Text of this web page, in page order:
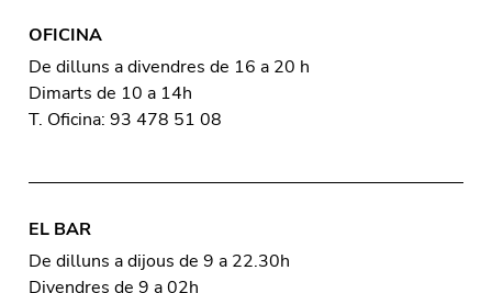
OFICINA
De dilluns a divendres de 16 a 20 h
Dimarts de 10 a 14h
T. Oficina: 93 478 51 08
EL BAR
De dilluns a dijous de 9 a 22.30h
Divendres de 9 a 02h